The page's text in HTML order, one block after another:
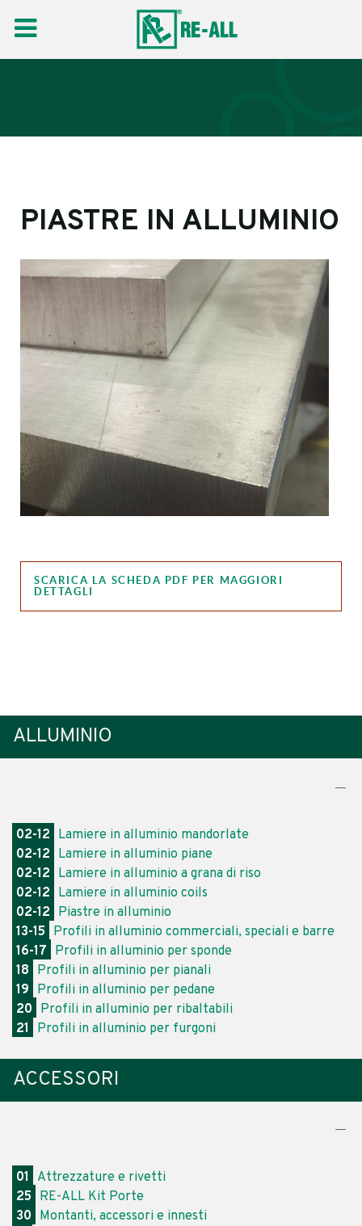
PIASTRE IN ALLUMINIO
SCARICA LA SCHEDA PDF PER MAGGIORI
DETTAGLI
ALLUMINIO
02-12 Lamiere in alluminio mandorlate
02-12 Lamiere in alluminio piane
02-12 Lamiere in alluminio a grana di riso
02-12 Lamiere in alluminio coils
02-12 Piastre in alluminio
13-15 Profili in alluminio commerciali, speciali e barre
16-17 Profili in alluminio per sponde
18 Profili in alluminio per pianali
19 Profili in alluminio per pedane
20 Profili in alluminio per ribaltabili
21
Profili in alluminio per furgoni
ACCESSORI
01
Attrezzature e rivetti
25 RE-ALL Kit Porte
30 Montanti, accessori e innesti